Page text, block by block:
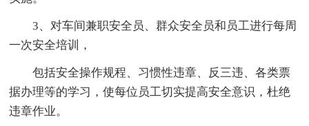
3、对车间兼职安全员、群众安全员和员工进行每周
一次安全培训，
包括安全操作规程、习惯性违章、反三违、各类票
据办理等的学习，使每位员工切实提高安全意识，杜绝
违章作业。